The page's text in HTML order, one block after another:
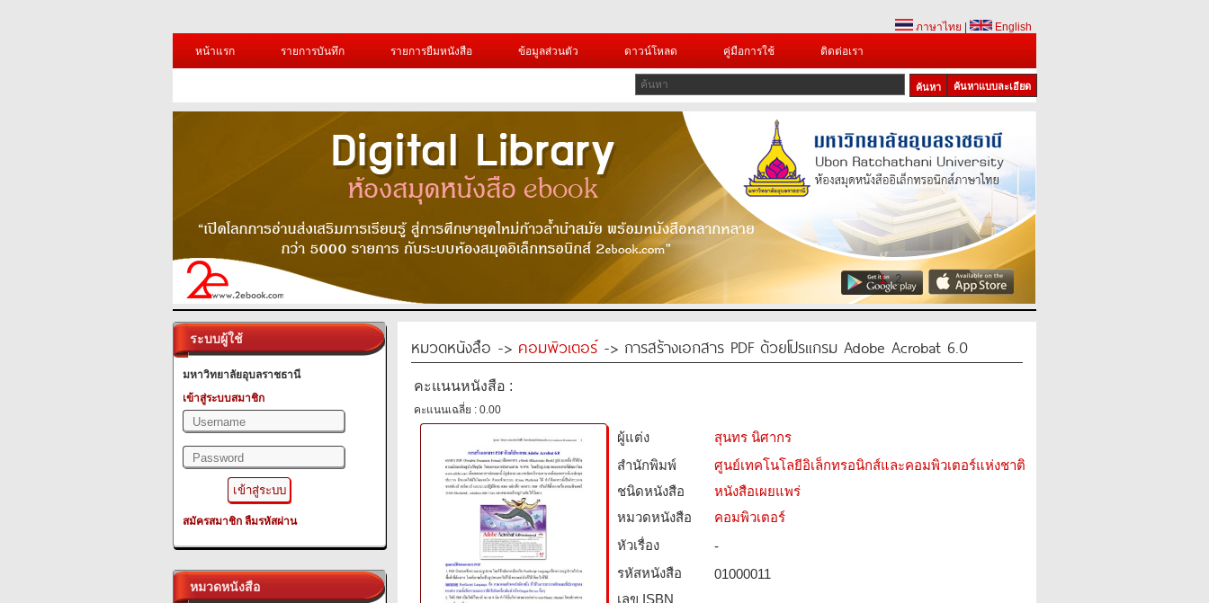
ภาษาไทย
English
หน้าแรก
รายการบันทึก รายการยืมหนังสือ ข้อมูลส่วนตัว ดาวน์โหลด คู่มือการใช้ ติดต่อเรา
ค้นหาแบบละเอียด
1 2
ระบบผู้ใช้
มหาวิทยาลัยอุบลราชธานี
เข้าสู่ระบบสมาชิก
สมัครสมาชิก ลืมรหัสผ่าน
หมวดหนังสือ
หมวดหนังสือ -> คอมพิวเตอร์-> การสร้างเอกสาร PDF ด้วยโปรแกรม Adobe Acrobat 6.0
คะแนนหนังสือ :
คะแนนเฉลี่ย : 0.00
ผู้แต่ง
สุนทร นิศากร
สำนักพิมพ์
ศูนย์เทคโนโลยีอิเล็กทรอนิกส์และคอมพิวเตอร์แห่งชาติ
ชนิดหนังสือ­
หนังสือเผยแพร่
หมวดหนังสือ­
คอมพิวเตอร์
หัวเรื่อง
-
รหัสหนังสือ­
01000011
เลข ISBN